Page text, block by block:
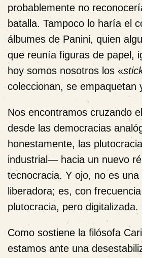
probablemente no
batalla. Tampoco lo haría el
álbumes de Panini, quien
que reunía figuras de papel,
hoy somos nosotros los «
coleccionan, se empaquetan
Nos encontramos cruzando
desde las democracias
honestamente, las
industrial— hacia un nuevo
tecnocracia. Y ojo, no es
liberadora; es, con
plutocracia, pero digitalizada.
Como sostiene la filósofa
estamos ante una